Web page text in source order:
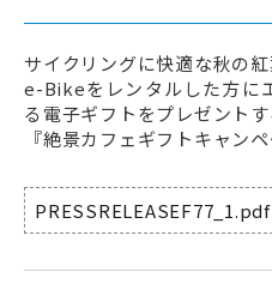
サイクリングに快適な秋の紅
e-Bikeをレンタルした方に
る電子ギフトをプレゼントす
『絶景カフェギフトキャン
PRESSRELEASEF77_1.pdf